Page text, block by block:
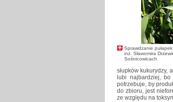
Sprawdzanie
inż. Sławomira
Sośnicowicach
słupków kukurydzy,
lubi najbardziej,
potrzebuje, by
do zbioru, jest
ze względu na